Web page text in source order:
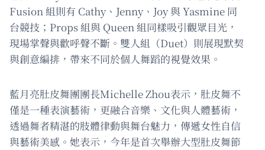
Fusion 組則有 Cathy、Jenny、Joy 與 Yasmine 同
台競技；Props 組與 Queen 組同樣吸引觀眾目光，
現場掌聲與歡呼聲不斷。雙人組（Duet）則展現默契
與創意編排，帶來不同於個人舞蹈的視覺效果。
藍月亮肚皮舞團團長Michelle Zhou表示，肚皮舞不
僅是一種表演藝術，更融合音樂、文化與人體藝術，
透過舞者精湛的肢體律動與舞台魅力，傳遞女性自信
與藝術美感。她表示，今年是首次舉辦大型肚皮舞節